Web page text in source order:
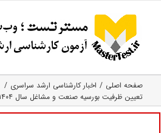
content
صفحه اصلی
اخبار کارشناسی ارشد سراسری
تعیین ظرفیت بورسیه صنعت و مشاغل سال ۱۴۰۴ در مقطع کارشناسی ارشد